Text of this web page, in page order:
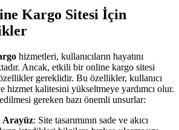
Kargo Sitesi İçin
hizmetleri, kullanıcıların hayatını
Ancak, etkili bir online kargo sitesi
gereklidir. Bu özellikler, kullanıcı
hizmet kalitesini yükseltmeye yardımcı olur.
gereken bazı önemli unsurlar:
Arayüz: Site tasarımının sade ve akıcı